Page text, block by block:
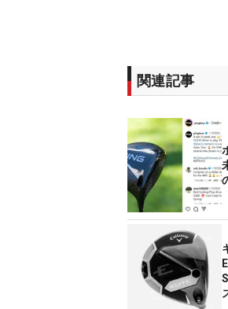
関連記事